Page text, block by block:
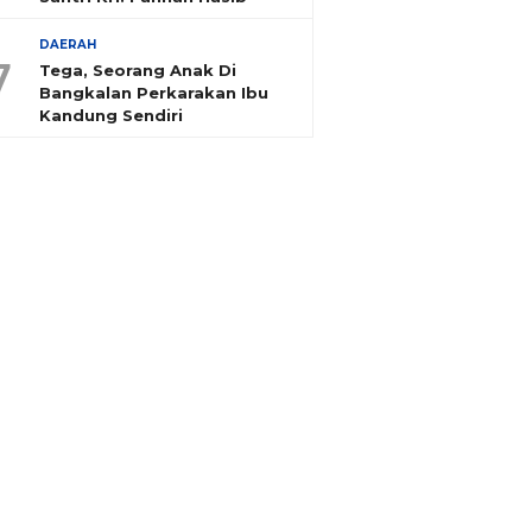
DAERAH
Tega, Seorang Anak Di
Bangkalan Perkarakan Ibu
Kandung Sendiri